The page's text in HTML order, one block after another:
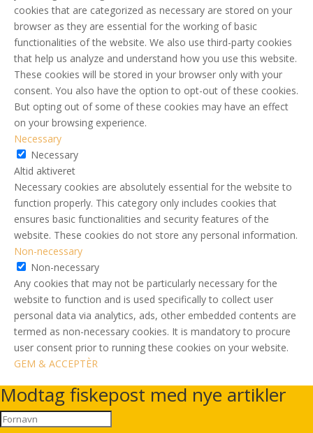
cookies that are categorized as necessary are stored on your
browser as they are essential for the working of basic
functionalities of the website. We also use third-party cookies
that help us analyze and understand how you use this website.
These cookies will be stored in your browser only with your
consent. You also have the option to opt-out of these cookies.
But opting out of some of these cookies may have an effect
on your browsing experience.
Necessary
Necessary
Altid aktiveret
Necessary cookies are absolutely essential for the website to
function properly. This category only includes cookies that
ensures basic functionalities and security features of the
website. These cookies do not store any personal information.
Non-necessary
Non-necessary
Any cookies that may not be particularly necessary for the
website to function and is used specifically to collect user
personal data via analytics, ads, other embedded contents are
termed as non-necessary cookies. It is mandatory to procure
user consent prior to running these cookies on your website.
GEM & ACCEPTÈR
Modtag fiskepost med nye artikler